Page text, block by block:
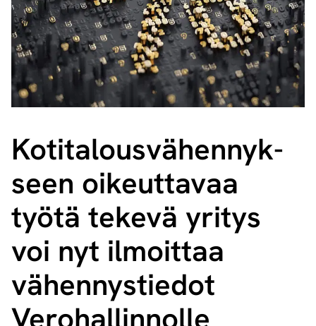
Ko­ti­ta­lous­vä­hen­nyk­
seen oikeuttavaa
työtä tekevä yritys
voi nyt ilmoittaa
vähennystiedot